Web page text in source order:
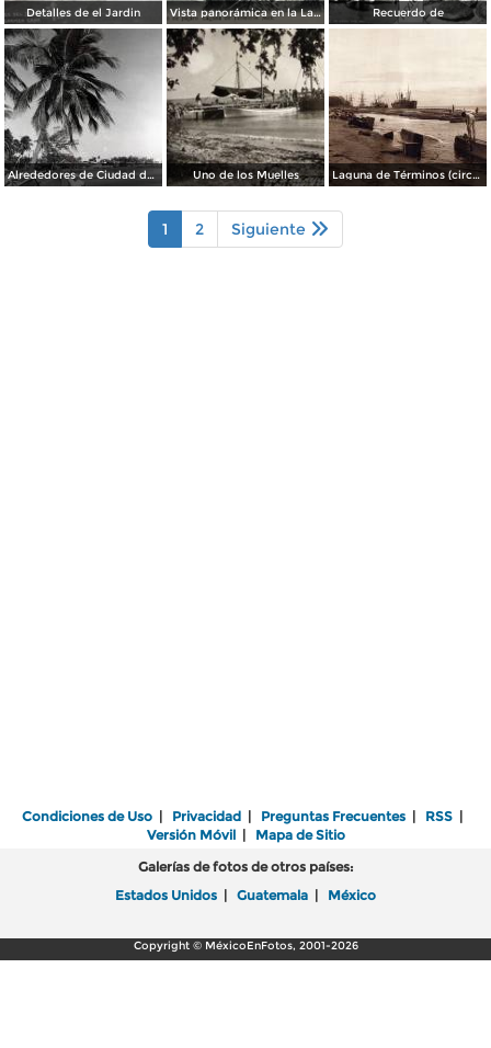
Detalles de el Jardin Vista panorámica en la Laguna de Términos Recuerdo de
Alrededores de Ciudad del Carmen Uno de los Muelles Laguna de Términos (circa 1920)
1 2 Siguiente
Condiciones de Uso | Privacidad | Preguntas Frecuentes | RSS |
Versión Móvil| Mapa de Sitio
Galerías de fotos de otros países:
Estados Unidos | Guatemala | México
Copyright © MéxicoEnFotos, 2001-2026